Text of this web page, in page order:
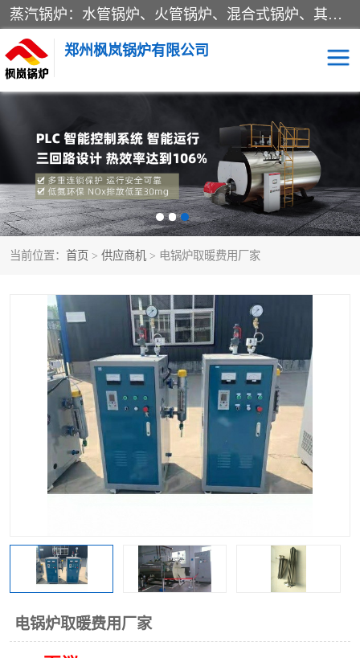
蒸汽锅炉：水管锅炉、火管锅炉、混合式锅炉、其他蒸汽锅炉； 热水锅炉：家用型集中供暖用热水锅炉、其他热水锅炉； 有机热载体锅炉； 船用蒸汽锅炉； （锅炉用辅助设备及装置）蒸汽冷凝器：表面冷凝器、混合式冷凝器、空冷式冷凝器、其他蒸汽冷凝器； 锅炉用辅助设备：节热器、蒸汽收集器、蓄能器、烟垢清除器、气体回收器、泥渣刮除器、空气预热器、其他锅炉用辅助设备；
郑州枫岚锅炉有限公司
当前位置： 首页 > 供应商机 > 电锅炉取暖费用厂家
电锅炉取暖费用厂家